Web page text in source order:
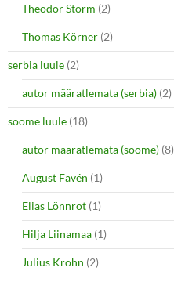
Theodor Storm (2)
Thomas Körner (2)
serbia luule (2)
autor määratlemata (serbia) (2)
soome luule (18)
autor määratlemata (soome) (8)
August Favén (1)
Elias Lönnrot (1)
Hilja Liinamaa (1)
Julius Krohn (2)